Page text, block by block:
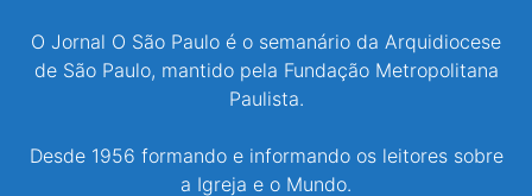
O Jornal O São Paulo é o semanário da Arquidiocese
de São Paulo, mantido pela Fundação Metropolitana
Paulista.
Desde 1956 formando e informando os leitores sobre
a Igreja e o Mundo.